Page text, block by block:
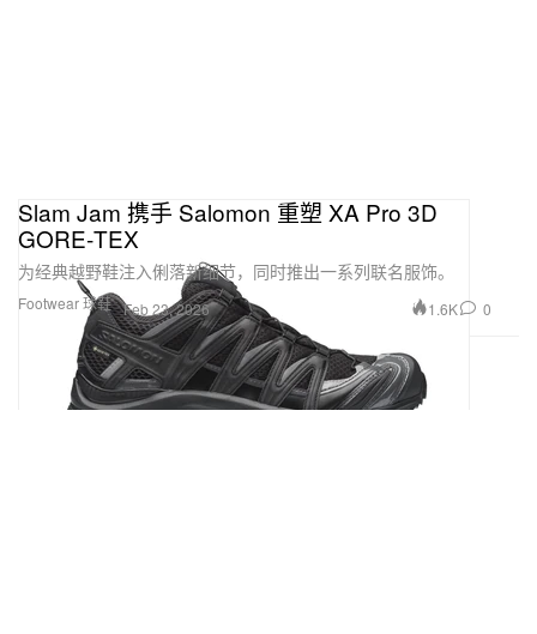
Footwear 球鞋
Slam Jam 携手 Salomon 重塑 XA Pro 3D
GORE‑TEX
为经典越野鞋注入俐落新细节，同时推出一系列联名服饰。
Feb 23, 2026 1.6K 0